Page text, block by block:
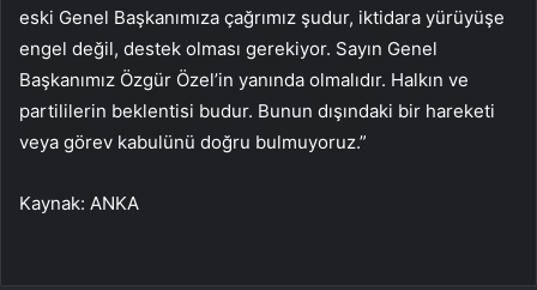
eski Genel Başkanımıza çağrımız şudur, iktidara yürüyüşe
engel değil, destek olması gerekiyor. Sayın Genel
Başkanımız Özgür Özel’in yanında olmalıdır. Halkın ve
partililerin beklentisi budur. Bunun dışındaki bir hareketi
veya görev kabulünü doğru bulmuyoruz.”
Kaynak: ANKA